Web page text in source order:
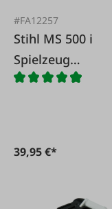
#FA12257
Stihl MS 500 i
Spielzeug
Kettensäge
39,95 €*